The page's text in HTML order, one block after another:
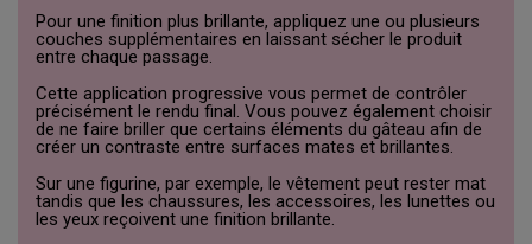
Pour une finition plus brillante, appliquez une ou plusieurs
couches supplémentaires en laissant sécher le produit
entre chaque passage.
Cette application progressive vous permet de contrôler
précisément le rendu final. Vous pouvez également choisir
de ne faire briller que certains éléments du gâteau afin de
créer un contraste entre surfaces mates et brillantes.
Sur une figurine, par exemple, le vêtement peut rester mat
tandis que les chaussures, les accessoires, les lunettes ou
les yeux reçoivent une finition brillante.